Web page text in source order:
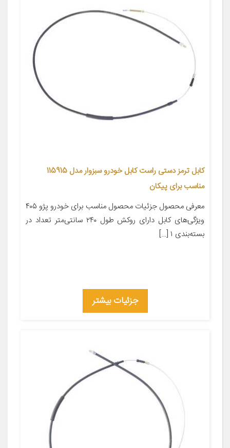
کابل ترمز دستی راست کابل خودرو سبزوار مدل 115915
مناسب برای پیکان
معرفی محصول جزئیات محصول مناسب برای خودرو پژو ۴۰۵
ویژگی‌های کابل دارای روکش طول ۲۴۰ سانتی‌متر تعداد در
بسته‌بندی ۱ […]
جزئیات بیشتر